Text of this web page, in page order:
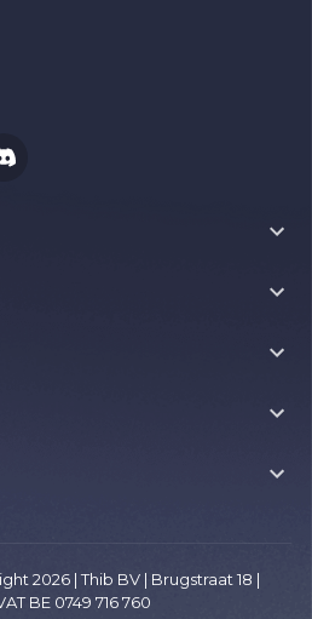
2026 | Thib BV | Brugstraat 18 |
BE 0749 716 760